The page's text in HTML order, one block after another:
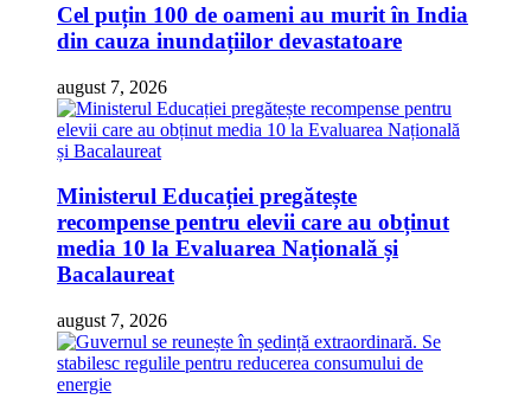
Cel puțin 100 de oameni au murit în India
din cauza inundațiilor devastatoare
august 7, 2026
Ministerul Educației pregătește
recompense pentru elevii care au obținut
media 10 la Evaluarea Națională și
Bacalaureat
august 7, 2026